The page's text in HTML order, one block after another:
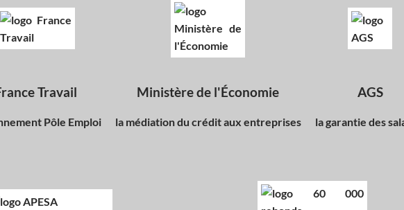
Travail
Pôle Emploi
Ministère de l'Économie
la médiation du crédit aux entreprises
AGS
la garantie des